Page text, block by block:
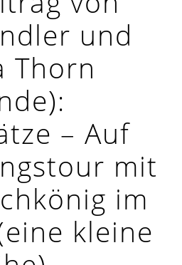
und
Thorn
– Auf
mit
im
kleine